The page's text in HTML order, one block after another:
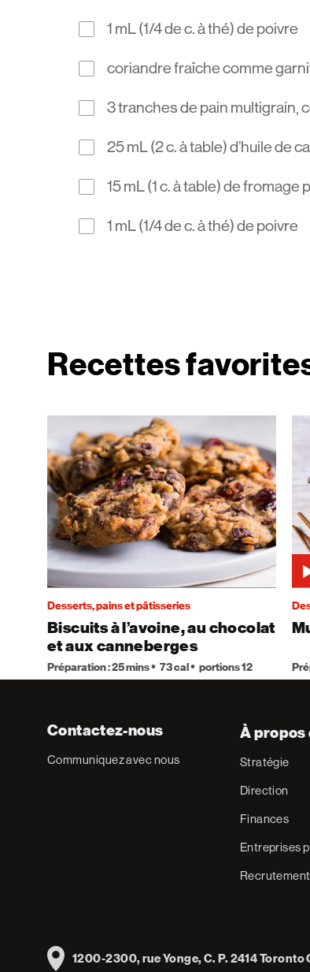
1 mL (1/4 de c. à thé) de poivre
coriandre fraîche comme
3 tranches de pain multigrain,
25 mL (2 c. à table) d’huile de
15 mL (1 c. à table) de fromage
1 mL (1/4 de c. à thé) de poivre
Recettes
Desserts, pains et pâtisseries
Biscuits à l’avoine, au chocolat
et aux canneberges
Préparation : 25 mins 73 cal portions 12
Contactez-nous
Communiquez avec nous
À propos
Stratégie
Direction
Finances
Entreprises
Recrutement
Address
1200-2300, rue Yonge, C. P. 2414 Toronto